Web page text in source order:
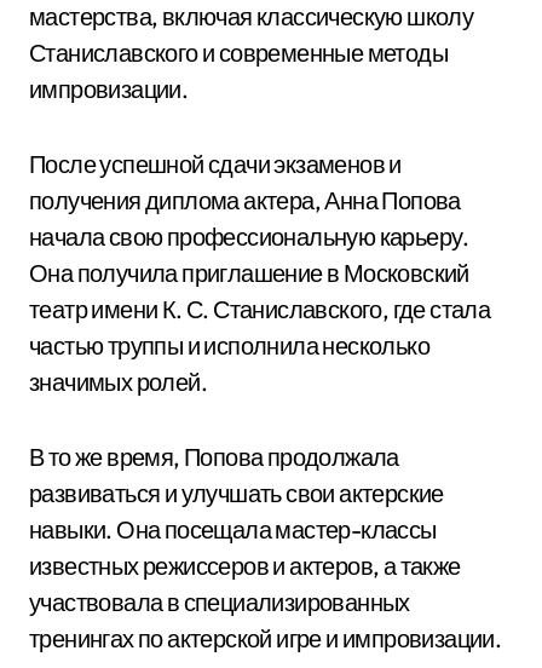
мастерства, включая классическую школу
Станиславского и современные методы
импровизации.
После успешной сдачи экзаменов и
получения диплома актера, Анна Попова
начала свою профессиональную карьеру.
Она получила приглашение в Московский
театр имени К. С. Станиславского, где стала
частью труппы и исполнила несколько
значимых ролей.
В то же время, Попова продолжала
развиваться и улучшать свои актерские
навыки. Она посещала мастер-классы
известных режиссеров и актеров, а также
участвовала в специализированных
тренингах по актерской игре и импровизации.